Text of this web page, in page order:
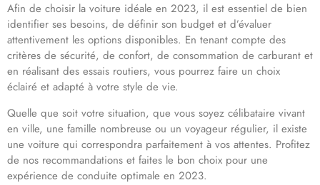
Afin de choisir la voiture idéale en 2023, il est essentiel de bien
identifier ses besoins, de définir son budget et d’évaluer
attentivement les options disponibles. En tenant compte des
critères de sécurité, de confort, de consommation de carburant et
en réalisant des essais routiers, vous pourrez faire un choix
éclairé et adapté à votre style de vie.
Quelle que soit votre situation, que vous soyez célibataire vivant
en ville, une famille nombreuse ou un voyageur régulier, il existe
une voiture qui correspondra parfaitement à vos attentes. Profitez
de nos recommandations et faites le bon choix pour une
expérience de conduite optimale en 2023.